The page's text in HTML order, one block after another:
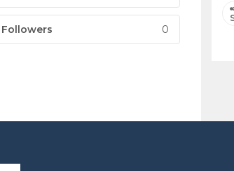
Followers 0